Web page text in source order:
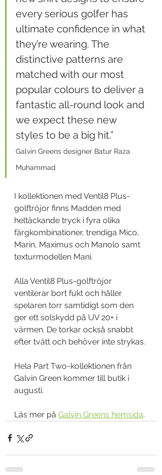
every serious golfer has
ultimate confidence in what
they’re wearing. The
distinctive patterns are
matched with our most
popular colours to deliver a
fantastic all-round look and
we expect these new
styles to be a big hit.”
Galvin Greens designer Batur Raza
Muhammad
I kollektionen med Ventil8 Plus-
golftröjor finns Madden med
heltäckande tryck i fyra olika
färgkombinationer, trendiga Mico,
Marin, Maximus och Manolo samt
texturmodellen Mani.
Alla Ventil8 Plus-golftröjor
ventilerar bort fukt och håller
spelaren torr samtidigt som den
ger ett solskydd på UV 20+ i
värmen. De torkar också snabbt
efter tvätt och behöver inte strykas.
Hela Part Two-kollektionen från
Galvin Green kommer till butik i
augusti.
Läs mer på Galvin Greens hemsida.